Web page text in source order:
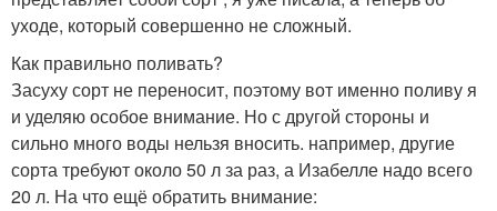
уходе, который совершенно не сложный.
Как правильно поливать?
Засуху сорт не переносит, поэтому вот именно поливу я
и уделяю особое внимание. Но с другой стороны и
сильно много воды нельзя вносить. например, другие
сорта требуют около 50 л за раз, а Изабелле надо всего
20 л. На что ещё обратить внимание: